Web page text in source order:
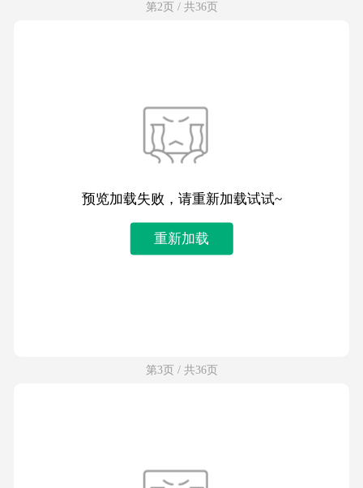
第2页 / 共36页
预览加载失败，请重新加载试试~
重新加载
第3页 / 共36页